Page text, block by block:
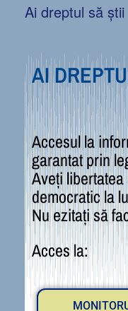
Ai dreptul să știi
AI
Accesul la
garantat prin
Aveți
democratic la
Nu ezitați să
Acces la: